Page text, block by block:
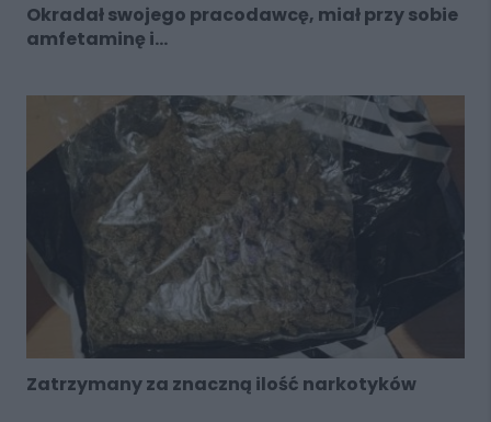
Okradał swojego pracodawcę, miał przy sobie
amfetaminę i...
Zatrzymany za znaczną ilość narkotyków